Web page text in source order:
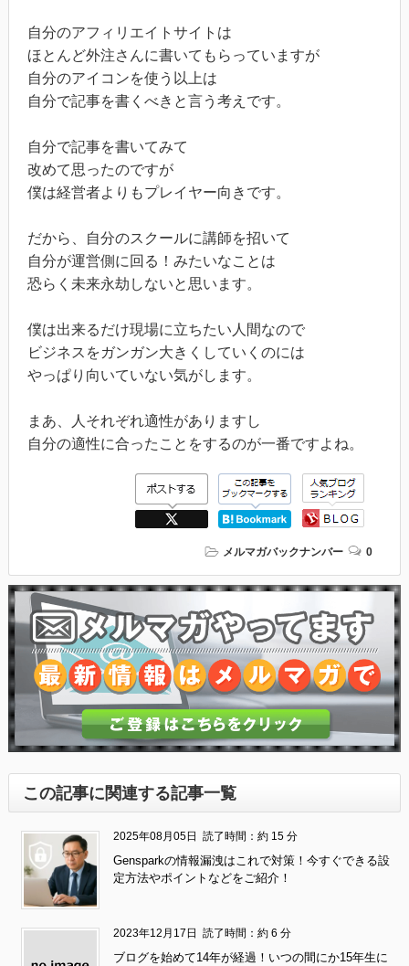
自分のアフィリエイトサイトは
ほとんど外注さんに書いてもらっていますが
自分のアイコンを使う以上は
自分で記事を書くべきと言う考えです。
自分で記事を書いてみて
改めて思ったのですが
僕は経営者よりもプレイヤー向きです。
だから、自分のスクールに講師を招いて
自分が運営側に回る！みたいなことは
恐らく未来永劫しないと思います。
僕は出来るだけ現場に立ちたい人間なので
ビジネスをガンガン大きくしていくのには
やっぱり向いていない気がします。
まあ、人それぞれ適性がありますし
自分の適性に合ったことをするのが一番ですよね。
メルマガバックナンバー 0
この記事に関連する記事一覧
2025年08月05日読了時間：約 15 分
Gensparkの情報漏洩はこれで対策！今すぐできる設
定方法やポイントなどをご紹介！
2023年12月17日読了時間：約 6 分
ブログを始めて14年が経過！いつの間にか15年生に